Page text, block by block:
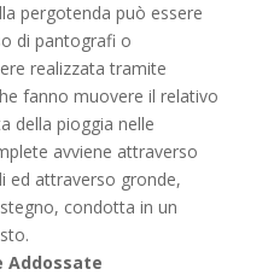
pergotenda può essere
di pantografi o
realizzata tramite
fanno muovere il relativo
della pioggia nelle
avviene attraverso
ed attraverso gronde,
condotta in un
Addossate